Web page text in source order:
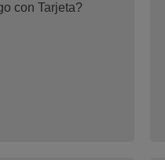
con Tarjeta?